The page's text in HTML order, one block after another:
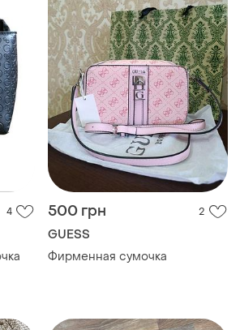
4 500 грн 2
GUESS
Фирменная сумочка